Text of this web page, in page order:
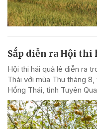
Sắp diễn ra Hội thi
Hội thi hái quả lê diễn ra
Thái với mùa Thu tháng
Hồng Thái, tỉnh Tuyên